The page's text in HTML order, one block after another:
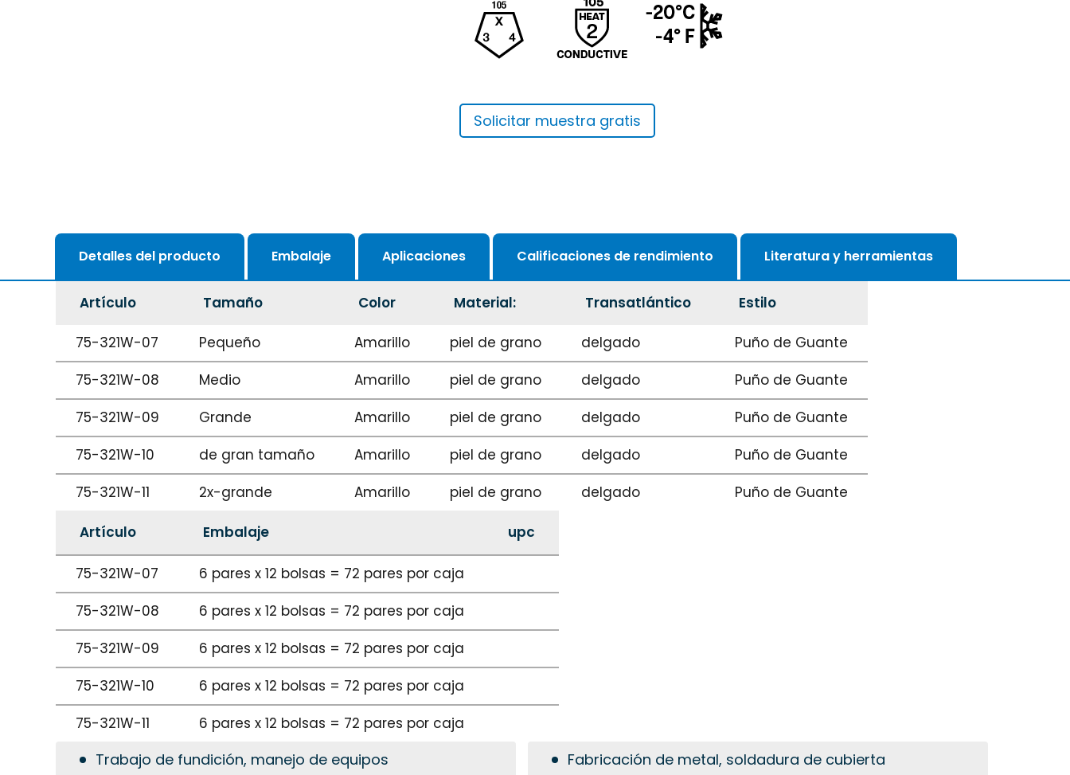
Solicitar muestra gratis
Detalles del producto Embalaje Aplicaciones Calificaciones de rendimiento Literatura y herramientas
Artículo Tamaño Color Material: Transatlántico Estilo
75-321W-07 Pequeño Amarillo piel de grano delgado
Puño de Guante
75-321W-08
Medio Amarillo piel de grano delgado
Puño de Guante
75-321W-09
Grande Amarillo piel de grano delgado
Puño de Guante
75-321W-10
de gran tamaño Amarillo piel de grano delgado
Puño de Guante
75-321W-11
2x-grande Amarillo piel de grano delgado Puño de Guante
Artículo Embalaje upc
75-321W-07
6 pares x 12 bolsas = 72 pares por caja
75-321W-08
6 pares x 12 bolsas = 72 pares por caja
75-321W-09
6 pares x 12 bolsas = 72 pares por caja
75-321W-10
6 pares x 12 bolsas = 72 pares por caja
75-321W-11
6 pares x 12 bolsas = 72 pares por caja
Trabajo de fundición, manejo de equipos Fabricación de metal, soldadura de cubierta